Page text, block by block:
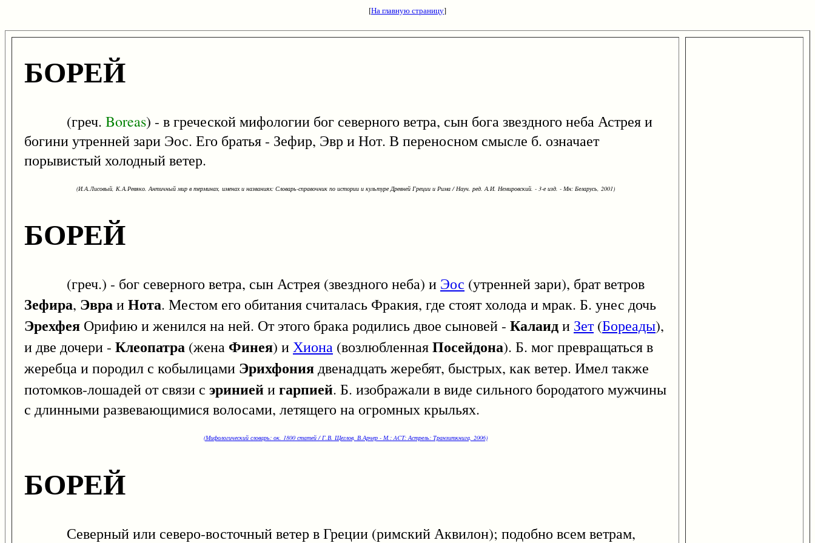
[На главную страницу]
БОРЕЙ
(греч. Boreas) - в греческой мифологии бог северного ветра, сын бога звездного неба Астрея и
богини утренней зари Эос. Его братья - Зефир, Эвр и Нот. В переносном смысле б. означает
порывистый холодный ветер.
(И.А.Лисовый, К.А.Ревяко. Античный мир в терминах, именах и названиях: Словарь-справочник по истории и культуре Древней Греции и Рима / Науч. ред. А.И. Немировский. - 3-е изд. - Мн: Беларусь, 2001)
БОРЕЙ
(греч.) - бог северного ветра, сын Астрея (звездного неба) и Эос (утренней зари), брат ветров
Зефира, ЭвраиНота. Местом его обитания считалась Фракия, где стоят холода и мрак. Б. унес дочь
Эрехфея Орифию и женился на ней. От этого брака родились двое сыновей - Калаиди Зет(Бореады),
и две дочери - Клеопатра (жена Финея) иХиона (возлюбленнаяПосейдона). Б. мог превращаться в
жеребца и породил с кобылицами Эрихфониядвенадцать жеребят, быстрых, как ветер. Имел также
потомков-лошадей от связи с эриниейигарпией. Б. изображали в виде сильного бородатого мужчины
с длинными развевающимися волосами, летящего на огромных крыльях.
(Мифологический словарь: ок. 1800 статей / Г.В. Щеглов, В.Арчер - М.: ACT: Астрель: Транзиткнига, 2006)
БОРЕЙ
Северный или северо-восточный ветер в Греции (римский Аквилон); подобно всем ветрам,